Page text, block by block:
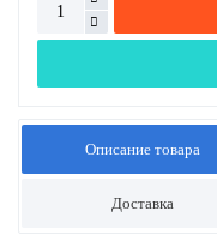
Описание товара
Доставка